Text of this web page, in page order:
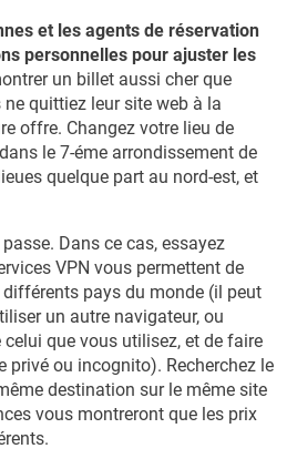
et les agents de réservation
personnelles pour ajuster les
un billet aussi cher que
quittiez leur site web à la
offre. Changez votre lieu de
le 7-éme arrondissement de
quelque part au nord-est, et
Dans ce cas, essayez
VPN vous permettent de
pays du monde (il peut
un autre navigateur, ou
que vous utilisez, et de faire
privé ou incognito). Recherchez le
destination sur le même site
vous montreront que les prix